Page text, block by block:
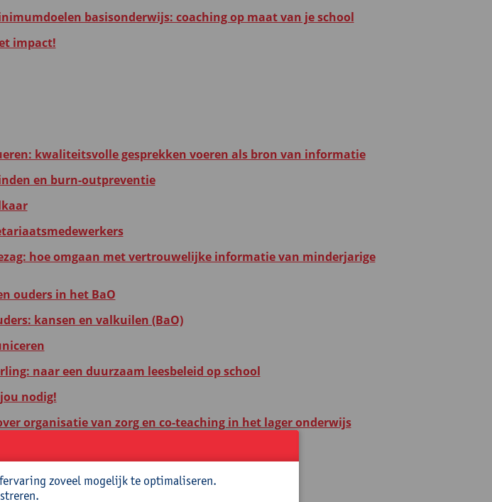
basisonderwijs: coaching op maat van je school
impact!
kwaliteitsvolle gesprekken voeren als bron van informatie
en burn-outpreventie
hoe omgaan met vertrouwelijke informatie van minderjarige
ouders in het BaO
kansen en valkuilen (BaO)
naar een duurzaam leesbeleid op school
nodig!
organisatie van zorg en co-teaching in het lager onderwijs
in het basisonderwijs
in het leerproces van kinderen
zoveel mogelijk te optimaliseren.